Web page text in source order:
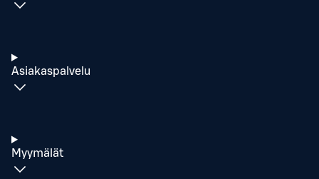
Asiakaspalvelu
Myymälät